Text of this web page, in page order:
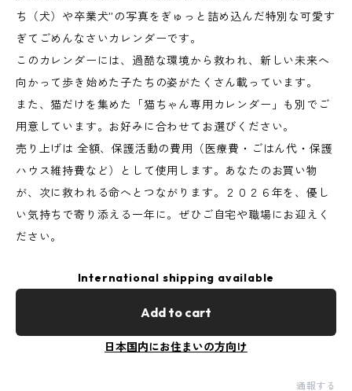
ち（犬）や卒業犬”の写真をぎゅっと詰め込んだ特別な可愛す
ぎてごめんなさいカレンダーです。
このカレンダーには、過酷な環境から救われ、新しい未来へ
向かって歩き始めた子たちの姿がたくさん載っています。
また、猫だけを集めた「猫ちゃん専用カレンダー」も別でご
用意しています。お好みに合わせてお選びください。
売り上げは 全額、保護活動の費用（医療費・ごはん代・保護
ハウス維持費など）として使用します。あなたのお買い物
が、次に救われる命へとつながります。２０２６年を、優し
い気持ちで寄り添える一年に。ぜひご自宅や職場にお迎えく
ださい。
International shipping available
Add to cart
日本国内にお住まいの方向け
通報する